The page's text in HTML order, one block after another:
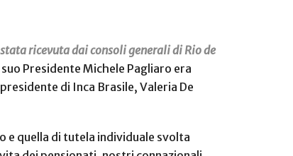
ricevuta dai consoli generali di Rio de
Presidente Michele Pagliaro era
di Inca Brasile, Valeria De
quella di tutela individuale svolta